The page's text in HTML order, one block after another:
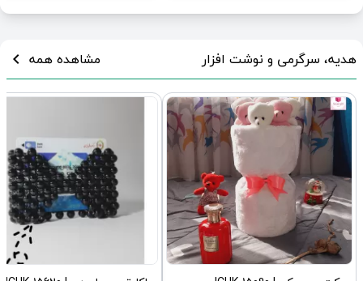
هدیه، سرگرمی و نوشت افزار مشاهده همه chevron_left